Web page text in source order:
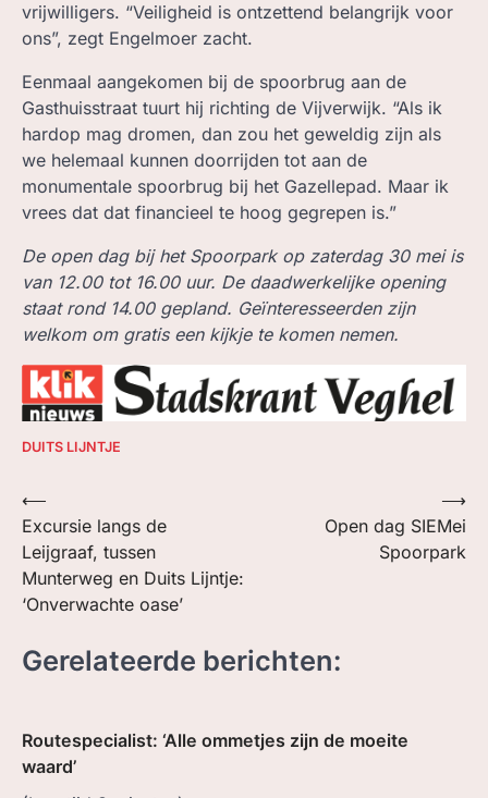
vrijwilligers. “Veiligheid is ontzettend belangrijk voor
ons”, zegt Engelmoer zacht.
Eenmaal aangekomen bij de spoorbrug aan de
Gasthuisstraat tuurt hij richting de Vijverwijk. “Als ik
hardop mag dromen, dan zou het geweldig zijn als
we helemaal kunnen doorrijden tot aan de
monumentale spoorbrug bij het Gazellepad. Maar ik
vrees dat dat financieel te hoog gegrepen is.”
De open dag bij het Spoorpark op zaterdag 30 mei is
van 12.00 tot 16.00 uur. De daadwerkelijke opening
staat rond 14.00 gepland. Geïnteresseerden zijn
welkom om gratis een kijkje te komen nemen.
DUITS LIJNTJE
Bericht
navigatie
⟵
Excursie langs de
Leijgraaf, tussen
Munterweg en Duits Lijntje:
‘Onverwachte oase’
Open dag SIEMei
Spoorpark
⟶
Gerelateerde berichten:
Routespecialist: ‘Alle ommetjes zijn de moeite
waard’